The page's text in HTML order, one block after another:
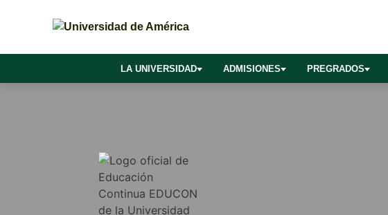
LA UNIVERSIDAD ADMISIONES PREGRADOS